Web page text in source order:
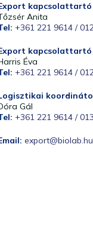
kapcsolattartó
Anita
+361 221 9614 /
kapcsolattartó
Éva
+361 221 9614 /
Gál
+361 221 9614 /
export@biolab.hu